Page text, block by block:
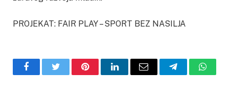
PROJEKAT: FAIR PLAY – SPORT BEZ NASILJA
FacebookTwitter PinterestLinkedInEmail Telegram